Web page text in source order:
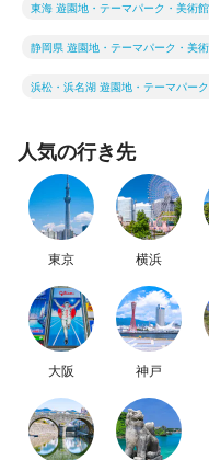
東海 遊園地・テーマパーク・美術館
静岡県 遊園地・テーマパーク・美
浜松・浜名湖 遊園地・テーマパー
人気の行き先
東京 横浜
大阪 神戸